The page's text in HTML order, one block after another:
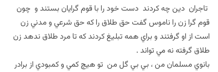
تاجران دين چه كردند دست خود را با قوم گرايان بستند و چون
قوم گرا زن را ناموس گفت حق طلاق را كه حق شرعي و مدني زن
است از او گرفتند و براي همه تبليغ كردند كه تا مرد طلاق ندهد زن
طلاق گرفته نه مي تواند .
بانوي مسلمان من ، بي بي گل من تو هيچ كمي و كمبودي از برادر